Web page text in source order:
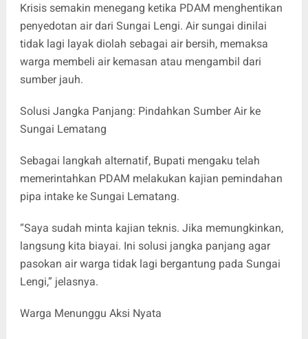
Krisis semakin menegang ketika PDAM menghentikan
penyedotan air dari Sungai Lengi. Air sungai dinilai
tidak lagi layak diolah sebagai air bersih, memaksa
warga membeli air kemasan atau mengambil dari
sumber jauh.
Solusi Jangka Panjang: Pindahkan Sumber Air ke
Sungai Lematang
Sebagai langkah alternatif, Bupati mengaku telah
memerintahkan PDAM melakukan kajian pemindahan
pipa intake ke Sungai Lematang.
“Saya sudah minta kajian teknis. Jika memungkinkan,
langsung kita biayai. Ini solusi jangka panjang agar
pasokan air warga tidak lagi bergantung pada Sungai
Lengi,” jelasnya.
Warga Menunggu Aksi Nyata